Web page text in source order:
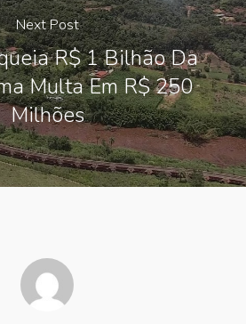
Next Post
R$ 1 Bilhão Da
Multa Em R$ 250
Milhões